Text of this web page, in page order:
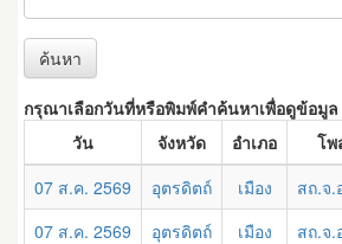
ค้นหา
กรุณาเลือกวันที่หรือพิมพ์คำค้นหาเพื่อดูข้อมูล
วัน
จังหวัด อำเภอ
โพ
07 ส.ค. 2569
อุตรดิตถ์ เมือง สถ.จ
07 ส.ค. 2569
อุตรดิตถ์ เมือง สถ.จ